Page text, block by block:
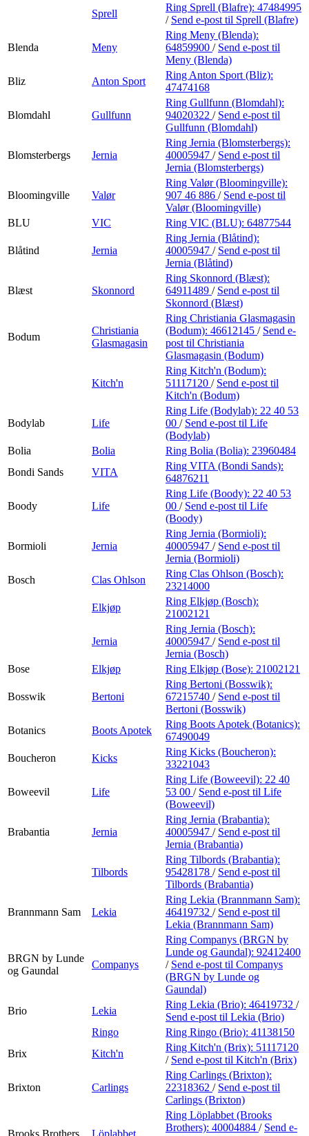
Sprell
Ring Sprell (Blafre): 47484995
/ Send e-post til Sprell (Blafre)
Blenda Meny
Ring Meny (Blenda):
64859900 / Send e-post til
Meny (Blenda)
Bliz
Anton Sport
Ring Anton Sport (Bliz):
47474168
Blomdahl Gullfunn
Ring Gullfunn (Blomdahl):
94020322 / Send e-post til
Gullfunn (Blomdahl)
Blomsterbergs Jernia
Ring Jernia (Blomsterbergs):
40005947 / Send e-post til
Jernia (Blomsterbergs)
Bloomingville Valør
Ring Valør (Bloomingville):
907 46 886 / Send e-post til
Valør (Bloomingville)
BLU
VIC Ring VIC (BLU): 64877544
Blåtind Jernia
Ring Jernia (Blåtind):
40005947 / Send e-post til
Jernia (Blåtind)
Blæst Skonnord
Ring Skonnord (Blæst):
64911489 / Send e-post til
Skonnord (Blæst)
Bodum
Christiania
Glasmagasin
Ring Christiania Glasmagasin
(Bodum): 46612145 / Send e-
post til Christiania
Glasmagasin (Bodum)
Kitch'n
Ring Kitch'n (Bodum):
51117120 / Send e-post til
Kitch'n (Bodum)
Bodylab Life
Ring Life (Bodylab): 22 40 53
00 / Send e-post til Life
(Bodylab)
Bolia
Bolia Ring Bolia (Bolia): 23960484
Bondi Sands
VITA
Ring VITA (Bondi Sands):
64876211
Boody Life
Ring Life (Boody): 22 40 53
00 / Send e-post til Life
(Boody)
Bormioli Jernia
Ring Jernia (Bormioli):
40005947 / Send e-post til
Jernia (Bormioli)
Bosch
Clas Ohlson
Ring Clas Ohlson (Bosch):
23214000
Elkjøp
Ring Elkjøp (Bosch):
21002121
Jernia
Ring Jernia (Bosch):
40005947 / Send e-post til
Jernia (Bosch)
Bose
Elkjøp Ring Elkjøp (Bose): 21002121
Bosswik Bertoni
Ring Bertoni (Bosswik):
67215740 / Send e-post til
Bertoni (Bosswik)
Botanics
Boots Apotek
Ring Boots Apotek (Botanics):
67490049
Boucheron
Kicks
Ring Kicks (Boucheron):
33221043
Boweevil Life
Ring Life (Boweevil): 22 40
53 00 / Send e-post til Life
(Boweevil)
Brabantia Jernia
Ring Jernia (Brabantia):
40005947 / Send e-post til
Jernia (Brabantia)
Tilbords
Ring Tilbords (Brabantia):
95428178 / Send e-post til
Tilbords (Brabantia)
Brannmann Sam Lekia
Ring Lekia (Brannmann Sam):
46419732 / Send e-post til
Lekia (Brannmann Sam)
BRGN by Lunde
og Gaundal
Companys
Ring Companys (BRGN by
Lunde og Gaundal): 92412400
/ Send e-post til Companys
(BRGN by Lunde og
Gaundal)
Brio
Lekia
Ring Lekia (Brio): 46419732 /
Send e-post til Lekia (Brio)
Ringo
Ring Ringo (Brio): 41138150
Brix
Kitch'n
Ring Kitch'n (Brix): 51117120
/ Send e-post til Kitch'n (Brix)
Brixton Carlings
Ring Carlings (Brixton):
22318362 / Send e-post til
Carlings (Brixton)
Brooks Brothers Löplabbet
Ring Löplabbet (Brooks
Brothers): 40004884 / Send e-